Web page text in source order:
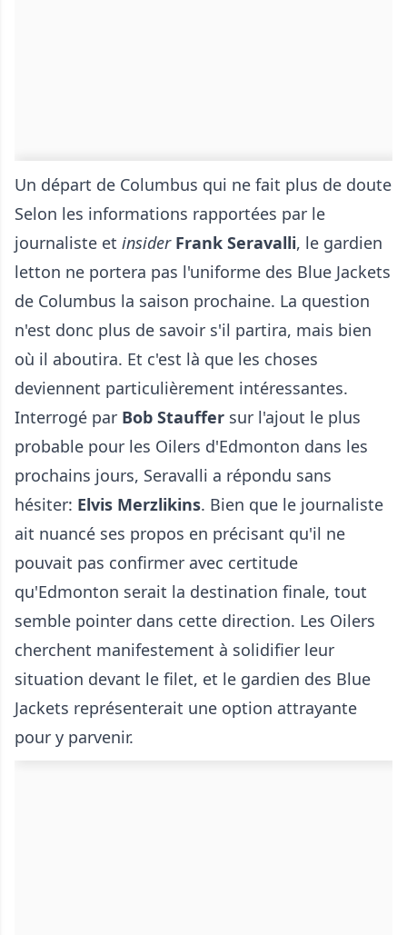
Un départ de Columbus qui ne fait plus de doute
Selon les informations rapportées par le
journaliste et insider Frank Seravalli, le gardien
letton ne portera pas l'uniforme des Blue Jackets
de Columbus la saison prochaine. La question
n'est donc plus de savoir s'il partira, mais bien
où il aboutira. Et c'est là que les choses
deviennent particulièrement intéressantes.
Interrogé par Bob Stauffer sur l'ajout le plus
probable pour les Oilers d'Edmonton dans les
prochains jours, Seravalli a répondu sans
hésiter: Elvis Merzlikins. Bien que le journaliste
ait nuancé ses propos en précisant qu'il ne
pouvait pas confirmer avec certitude
qu'Edmonton serait la destination finale, tout
semble pointer dans cette direction. Les Oilers
cherchent manifestement à solidifier leur
situation devant le filet, et le gardien des Blue
Jackets représenterait une option attrayante
pour y parvenir.